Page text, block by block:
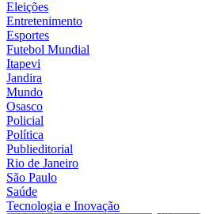
Eleições
Entretenimento
Esportes
Futebol Mundial
Itapevi
Jandira
Mundo
Osasco
Policial
Política
Publieditorial
Rio de Janeiro
São Paulo
Saúde
Tecnologia e Inovação